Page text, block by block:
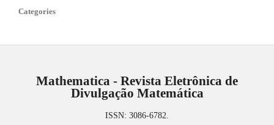
Categories
Mathematica - Revista Eletrônica de
Divulgação Matemática
ISSN: 3086-6782.